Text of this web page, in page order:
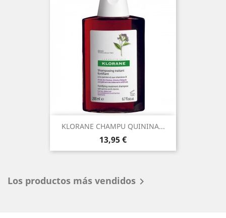
KLORANE CHAMPU QUININA...
Precio
13,95 €
Los productos más vendidos 